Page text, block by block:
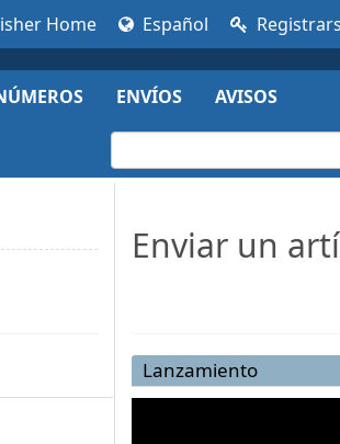
Home Español
ENVÍOS AVISOS
Enviar un
Lanzamiento